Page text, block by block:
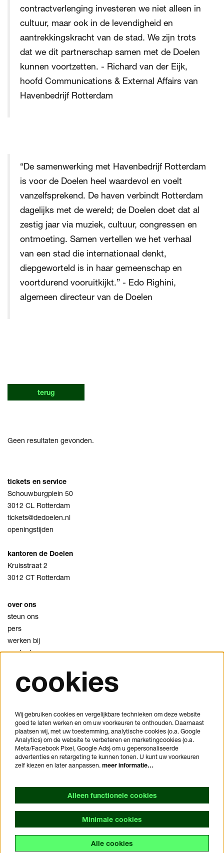
contractverlenging investeren we niet alleen in
cultuur, maar ook in de levendigheid en
aantrekkingskracht van de stad. We zijn trots
dat we dit partnerschap samen met de Doelen
kunnen voortzetten. - Richard van der Eijk,
hoofd Communications & External Affairs van
Havenbedrijf Rotterdam
“De samenwerking met Havenbedrijf Rotterdam
is voor de Doelen heel waardevol en voelt
vanzelfsprekend. De haven verbindt Rotterdam
dagelijks met de wereld; de Doelen doet dat al
zestig jaar via muziek, cultuur, congressen en
ontmoeting. Samen vertellen we het verhaal
van een stad die internationaal denkt,
diepgeworteld is in haar gemeenschap en
voortdurend vooruitkijkt.” - Edo Righini,
algemeen directeur van de Doelen
terug
Geen resultaten gevonden.
tickets en service
Schouwburgplein 50
3012 CL Rotterdam
tickets@dedoelen.nl
openingstijden
kantoren de Doelen
Kruisstraat 2
3012 CT Rotterdam
over ons
steun ons
pers
werken bij
contact
privacy
cookies
je bezoek plannen
veelgestelde vragen
huisregels
bezoekersvoorwaarden
cookies
Wij gebruiken cookies en vergelijkbare technieken om deze website
goed te laten werken en om uw voorkeuren te onthouden. Daarnaast
plaatsen wij, met uw toestemming, analytische cookies (o.a. Google
Analytics) om de website te verbeteren en marketingcookies (o.a.
Meta/Facebook Pixel, Google Ads) om u gepersonaliseerde
advertenties en retargeting te kunnen tonen. U kunt uw voorkeuren
zelf kiezen en later aanpassen. meer informatie…
Alleen functionele cookies
Minimale cookies
Alle cookies